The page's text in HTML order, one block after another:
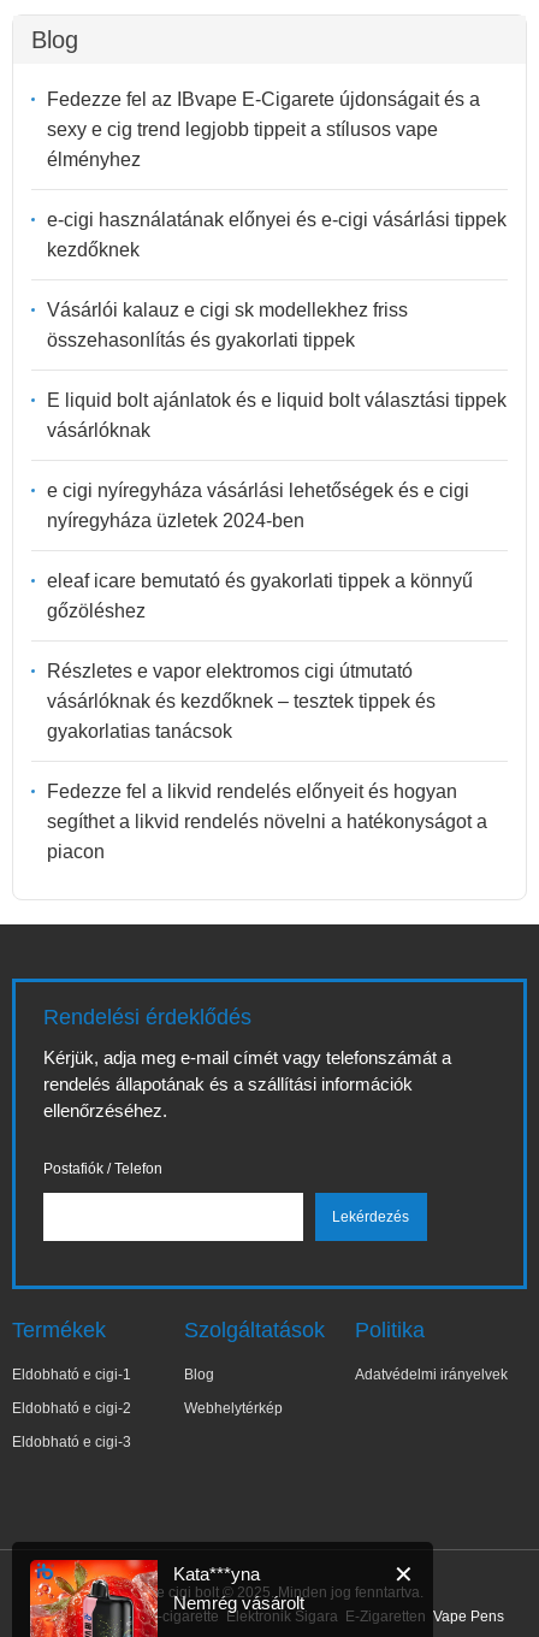
Blog
Fedezze fel az IBvape E-Cigarete újdonságait és a
sexy e cig trend legjobb tippeit a stílusos vape
élményhez
e-cigi használatának előnyei és e-cigi vásárlási tippek
kezdőknek
Vásárlói kalauz e cigi sk modellekhez friss
összehasonlítás és gyakorlati tippek
E liquid bolt ajánlatok és e liquid bolt választási tippek
vásárlóknak
e cigi nyíregyháza vásárlási lehetőségek és e cigi
nyíregyháza üzletek 2024-ben
eleaf icare bemutató és gyakorlati tippek a könnyű
gőzöléshez
Részletes e vapor elektromos cigi útmutató
vásárlóknak és kezdőknek – tesztek tippek és
gyakorlatias tanácsok
Fedezze fel a likvid rendelés előnyeit és hogyan
segíthet a likvid rendelés növelni a hatékonyságot a
piacon
Rendelési érdeklődés
Kérjük, adja meg e-mail címét vagy telefonszámát a
rendelés állapotának és a szállítási információk
ellenőrzéséhez.
Postafiók / Telefon
Termékek
Eldobható e cigi-1
Eldobható e cigi-2
Eldobható e cigi-3
Szolgáltatások
Blog
Webhelytérkép
Politika
Adatvédelmi irányelvek
IBVape e cigi bolt © 2025. Minden jog fenntartva.
Link: E-Cigarette E-cigarette Elektronik Sigara E-Zigaretten Vape Pens
✕
Kata***yna
Nemrég vásárolt